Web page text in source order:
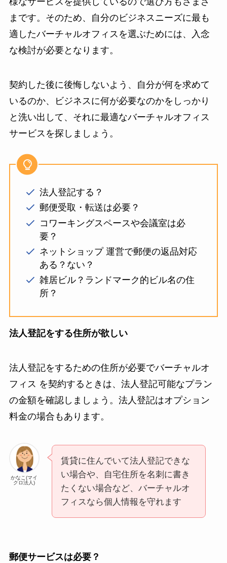
まです。そのため、自分のビジネスニーズに最も
適したバーチャルオフィスを選ぶためには、入念
な検討が必要となります。
契約した後に後悔しないよう、自分が何を求めて
いるのか、ビジネスに何が必要なのかをしっかり
と洗い出して、それに最適なバーチャルオフィス
サービスを探しましょう。
法人登記する？
郵便受取・転送は必要？
コワーキングスペースや会議室は必
要？
ネットショップ 運営で郵便の返品対応
ある？ない？
雑居ビル？ランドマーク的ビル名の住
所？
法人登記をする住所が欲しい
法人登記をするための住所が必要でバーチャルオ
フィス を契約するときは、法人登記可能なプラン
の金額を確認しましょう。法人登記はオプション
料金の場合もあります。
かなこ(マイ
クロ法人)
賃貸に住んでいて法人登記できな
い場合や、自宅住所を名刺に書き
たくない場合など、バーチャルオ
フィスなら個人情報を守れます
郵便サービスは必要？